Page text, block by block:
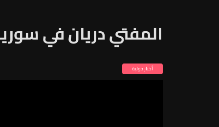
المفتي دريان في
أخبار دولية